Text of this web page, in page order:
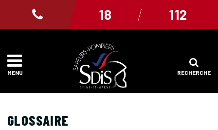
MENU RECHERCHE
18 112
GLOSSAIRE